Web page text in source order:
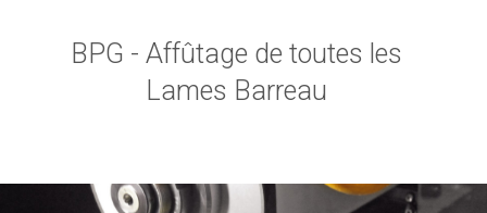
BPG - Affûtage de toutes les
Lames Barreau